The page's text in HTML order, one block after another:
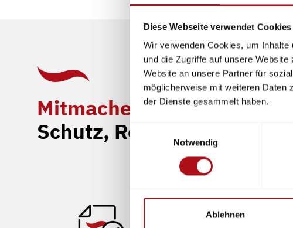
Diese Webseite verwendet Cookies
Wir verwenden Cookies, um
und die Zugriffe auf unsere
Website an unsere Partner für
möglicherweise mit weiteren Daten
der Dienste gesammelt haben.
Einwilligungsauswahl
Notwendig
Ablehnen
Mitmachen und Kontakte
Schutz, Rettung und